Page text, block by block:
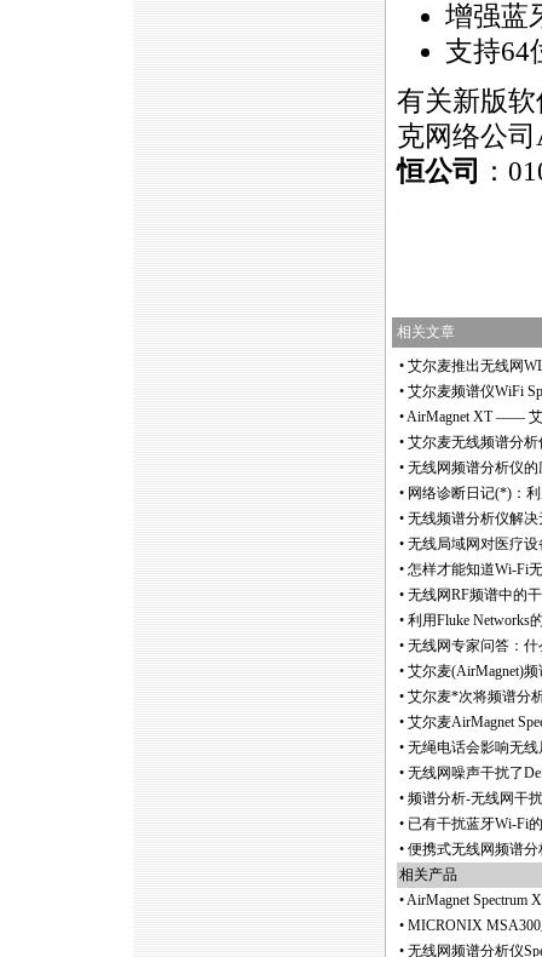
增强蓝
支持64
有关新版
克网络公
恒公司 ：
相关文章
• 艾尔麦推出无线网
• 艾尔麦频谱仪WiFi
•AirMagnet XT ——
• 艾尔麦无线频谱分析
• 无线网频谱分析仪
• 网络诊断日记(*)：
• 无线频谱分析仪解
• 无线局域网对医疗
• 怎样才能知道Wi-Fi
• 无线网RF频谱中的
• 利用Fluke Networks
• 无线网专家问答：什
• 艾尔麦(AirMagnet)
• 艾尔麦*次将频谱分
• 艾尔麦AirMagnet
• 无绳电话会影响无
• 无线网噪声干扰了
• 频谱分析-无线网干
• 已有干扰蓝牙Wi-Fi
• 便携式无线网频谱分
相关产品
•AirMagnet Spectrum
• MICRONIX
• 无线网频谱分析仪